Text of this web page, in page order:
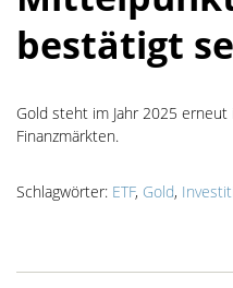
bestätigt
Gold steht im Jahr 2025
Finanzmärkten.
Schlagwörter: ETF, Gold,